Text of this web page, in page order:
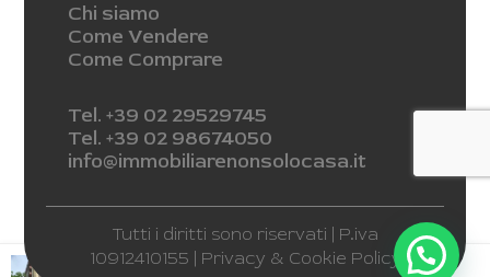
Chi siamo
Come Vendere
Come Comprare
Tel. +39 02 29529745
Tel. +39 02 98674050
info@immobiliarenonsolocasa.it
Tutti i diritti sono riservati | P.iva
10912410155 | Privacy & Cookie Policy